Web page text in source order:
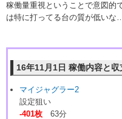
稼働量重視ということで意図的
は特に打ってる台の質が低いな
16年11月1日 稼働内容と収
マイジャグラー2
設定狙い
-401枚 63分